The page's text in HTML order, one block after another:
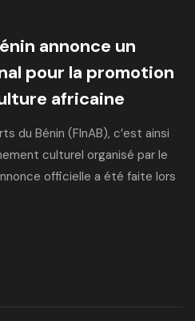
annonce un
pour la promotion
africaine
du Bénin (FInAB), c’est ainsi
culturel organisé par le
officielle a été faite lors